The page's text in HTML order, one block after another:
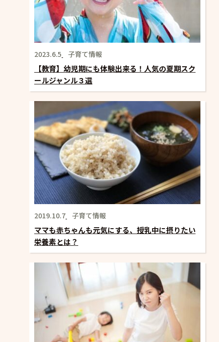
2023.6.5 子育て情報
【教育】幼児期にも体験出来る！人気の夏期スク
ールジャンル３選
2019.10.7 子育て情報
ママも赤ちゃんも元気にする、授乳中に摂りたい
栄養素とは？